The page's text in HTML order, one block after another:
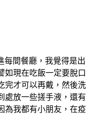
每間餐廳，我覺得是出
如現在吃飯一定要脫口
完才可以再戴，然後洗
處放一些搓手液，還有
為我都有小朋友，在疫